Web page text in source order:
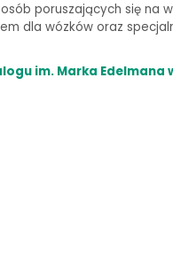
poruszających się na
dla wózków oraz
im. Marka Edelmana